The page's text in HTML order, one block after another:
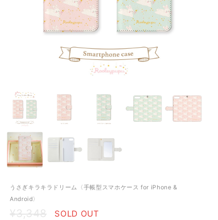
うさぎキラキラドリーム〈手帳型スマホケース for iPhone &
Android〉
¥3,348 SOLD OUT